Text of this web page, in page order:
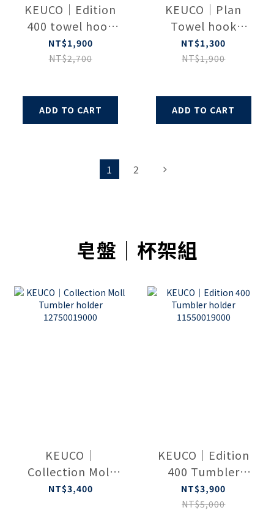
KEUCO｜Edition
400 towel hook
chrome
11515010000
NT$1,900
NT$2,700
ADD TO CART
KEUCO｜Plan
Towel hook
14914010000
NT$1,300
NT$1,900
ADD TO CART
1 2
皂盤｜杯架組
KEUCO｜
Collection Moll
Tumbler holder
NT$3,400
KEUCO｜Edition
400 Tumbler
holder
11550019000
NT$3,900
NT$5,000